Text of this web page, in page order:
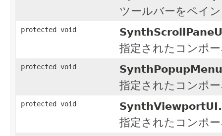
ツールバーをペイ
protected void
指定されたコンポ
protected void
指定されたコンポ
protected void SynthViewportUI.
指定されたコンポ